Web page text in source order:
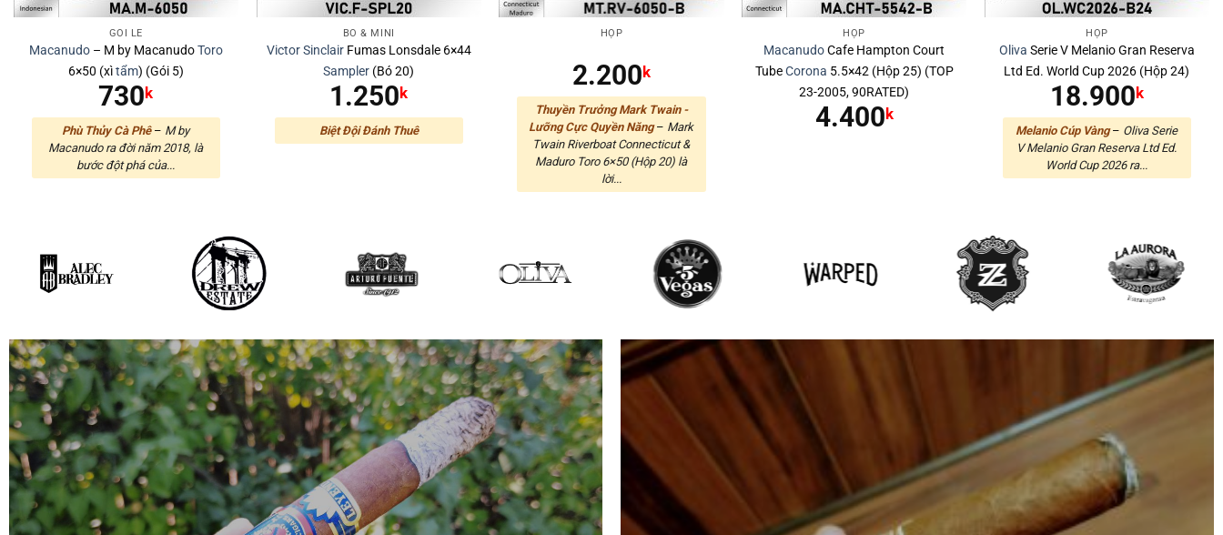
GÓI LẺ
Macanudo– M by MacanudoToro
6×50 (xìtẩm) (Gói 5)
730 k
Phù Thủy Cà Phê– M by
Macanudo ra đời năm 2018, là
bước đột phá của...
BÓ & MINI
Victor SinclairFumas Lonsdale 6×44
Sampler (Bó 20)
1.250 k
Biệt Đội Đánh Thuê
HỘP
2.200 k
Thuyền Trưởng Mark Twain -
Lưỡng Cực Quyền Năng– Mark
Twain Riverboat Connecticut &
Maduro Toro 6×50 (Hộp 20) là
lời...
HỘP
MacanudoCafe Hampton Court
TubeCorona 5.5×42 (Hộp 25) (TOP
23-2005, 90RATED)
4.400 k
HỘP
Oliva Serie V Melanio Gran Reserva
Ltd Ed. World Cup 2026 (Hộp 24)
18.900 k
Melanio Cúp Vàng– Oliva Serie
V Melanio Gran Reserva Ltd Ed.
World Cup 2026 ra...